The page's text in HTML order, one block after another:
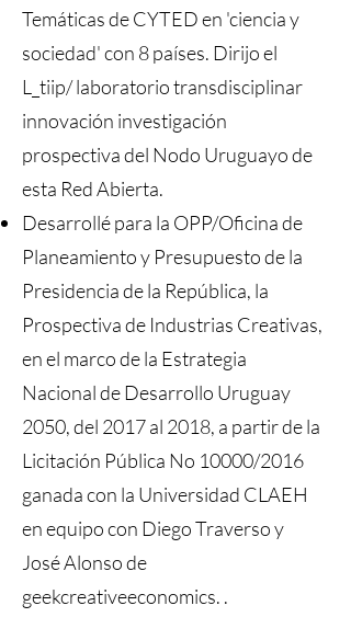
Temáticas de CYTED en 'ciencia y
sociedad' con 8 países. Dirijo el
L_tiip/ laboratorio transdisciplinar
innovación investigación
prospectiva del Nodo Uruguayo de
esta Red Abierta.
Desarrollé para la OPP/Oficina de
Planeamiento y Presupuesto de la
Presidencia de la República, la
Prospectiva de Industrias Creativas,
en el marco de la Estrategia
Nacional de Desarrollo Uruguay
2050, del 2017 al 2018, a partir de la
Licitación Pública No 10000/2016
ganada con la Universidad CLAEH
en equipo con Diego Traverso y
José Alonso de
geekcreativeeconomics. .